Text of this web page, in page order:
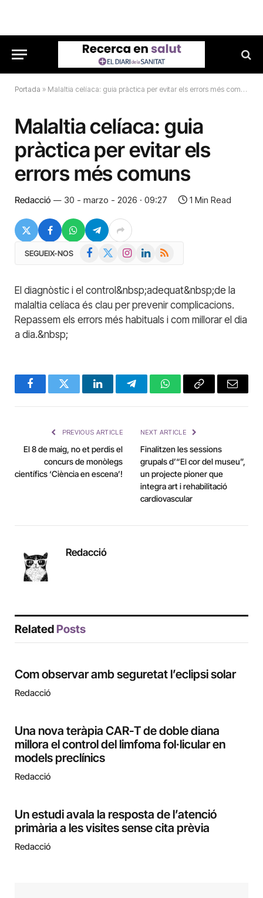
Portada » Malaltia celíaca: guia pràctica per evitar els errors més comuns
Malaltia celíaca: guia
pràctica per evitar els
errors més comuns
Redacció 30 - marzo - 2026 · 09:27 1 Min Read
SEGUEIX-NOS Facebook InstagramLinkedIn
RSS
El diagnòstic i el control&nbsp;adequat&nbsp;de la
malaltia celíaca és clau per prevenir complicacions.
Repassem els errors més habituals i com millorar el dia
a dia.&nbsp;
FacebookTwitter LinkedInTelegramWhatsAppCopy
Email
PREVIOUS ARTICLE
El 8 de maig, no et perdis el
concurs de monòlegs
científics ‘Ciència en escena’!
NEXT ARTICLE
Finalitzen les sessions
grupals d’“El cor del museu”,
un projecte pioner que
integra art i rehabilitació
cardiovascular
Redacció
Related Posts
Com observar amb seguretat l’eclipsi solar
Redacció
Una nova teràpia CAR-T de doble diana
millora el control del limfoma fol·licular en
models preclínics
Redacció
Un estudi avala la resposta de l’atenció
primària a les visites sense cita prèvia
Redacció